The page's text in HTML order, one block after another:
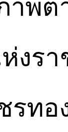
าพ
งรา
รท